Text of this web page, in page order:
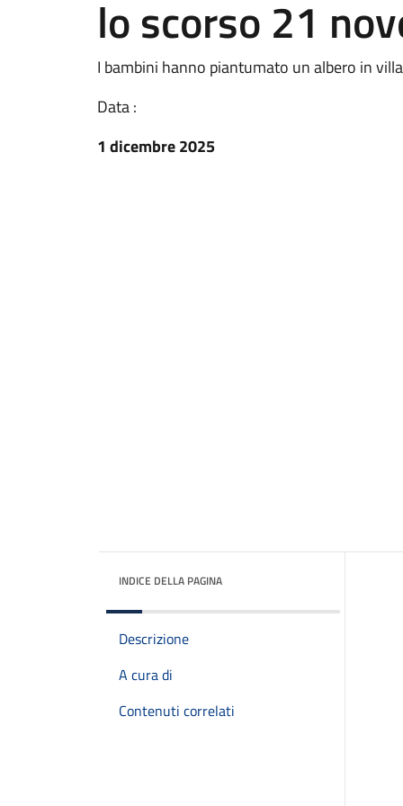
lo scorso 21
I bambini hanno piantumato un albero in
Data :
1 dicembre 2025
INDICE DELLA PAGINA
Descrizione
A cura di
Contenuti correlati